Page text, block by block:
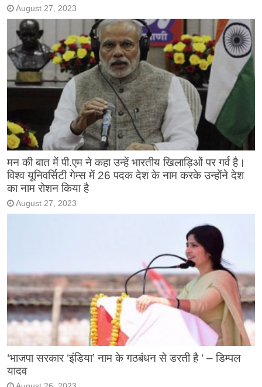
August 27, 2023
मन की बात में पी.एम ने कहा उन्हें भारतीय खिलाड़िओं पर गर्व है।
विश्व यूनिवर्सिटी गेम्स में 26 पदक देश के नाम करके उन्होंने देश
का नाम रोशन किया है
August 27, 2023
‘भाजपा सरकार ‘इंडिया’ नाम के गठबंधन से डरती है ‘ – डिम्पल
यादव